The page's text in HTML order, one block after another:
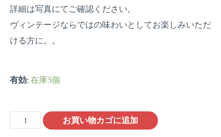
詳細は写真にてご確認ください。
ヴィンテージならではの味わいとしてお楽しみいただ
ける方に。。
有効: 在庫3個
お買い物カゴに追加